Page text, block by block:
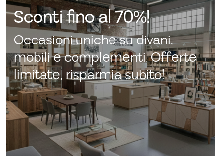
Sconti fino al 70%!
Occasioni uniche su divani,
mobili e complementi. Offerte
limitate, risparmia subito!